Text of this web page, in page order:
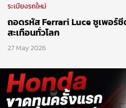
ระเบียงรถใหม่
ถอดรหัส Ferrari Luce ซูเพอร์
สะเทือนทั่วโลก
27 May 2026